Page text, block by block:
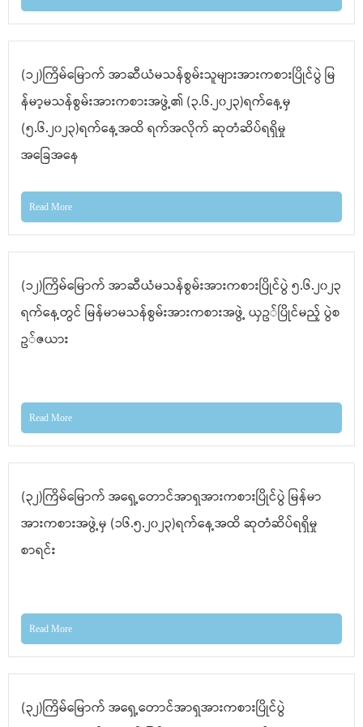
(၁၂)ကြိမ်မြောက် အာဆီယံမသန်စွမ်းသူများအားကစားပြိုင်ပွဲ မြ
န်မာ့မသန်စွမ်းအားကစားအဖွဲ့၏ (၃.၆.၂၀၂၃)ရက်နေ့မှ
(၅.၆.၂၀၂၃)ရက်နေ့အထိ ရက်အလိုက် ဆုတံဆိပ်ရရှိမှု
အခြေအနေ
Read More
(၁၂)ကြိမ်မြောက် အာဆီယံမသန်စွမ်းအားကစားပြိုင်ပွဲ ၅.၆.၂၀၂၃
ရက်နေ့တွင် မြန်မာမသန်စွမ်းအားကစားအဖွဲ့ ယှဥ်ပြိုင်မည့် ပွဲစ
ဥ်ဇယား
Read More
(၃၂)ကြိမ်မြောက် အရှေ့တောင်အာရှအားကစားပြိုင်ပွဲ မြန်မာ
အားကစားအဖွဲ့မှ (၁၆.၅.၂၀၂၃)ရက်နေ့အထိ ဆုတံဆိပ်ရရှိမှု
စာရင်း
Read More
(၃၂)ကြိမ်မြောက် အရှေ့တောင်အာရှအားကစားပြိုင်ပွဲ